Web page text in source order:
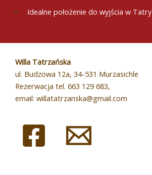
Idealne położenie do wyjścia w Tatry
Willa Tatrzańska
ul. Budzowa 12a, 34-531 Murzasichle
Rezerwacja tel. 663 129 683,
email: willatatrzanska@gmail.com